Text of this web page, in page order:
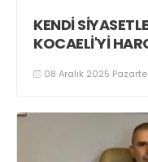
KENDİ
KOCAELİ'Yİ
08 Aralık 2025